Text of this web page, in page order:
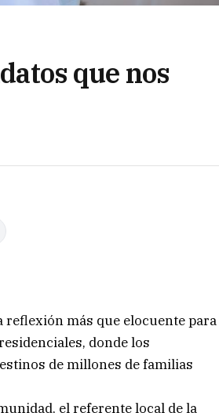
que nos
más que elocuente para
donde los
de millones de familias
el referente local de la